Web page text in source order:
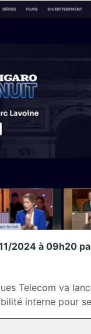
2024 à 09h20
Telecom va
interne pour